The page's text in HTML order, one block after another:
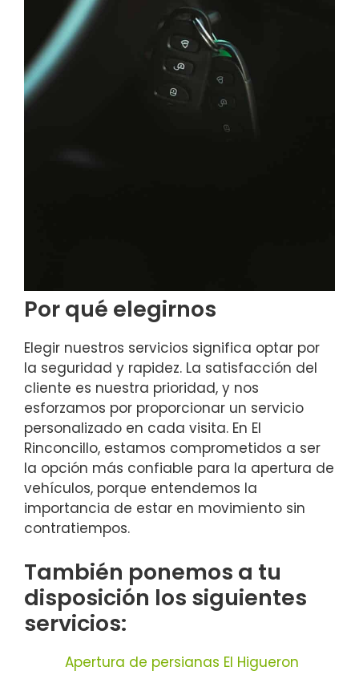
Por qué elegirnos
Elegir nuestros servicios significa optar por
la seguridad y rapidez. La satisfacción del
cliente es nuestra prioridad, y nos
esforzamos por proporcionar un servicio
personalizado en cada visita. En El
Rinconcillo, estamos comprometidos a ser
la opción más confiable para la apertura de
vehículos, porque entendemos la
importancia de estar en movimiento sin
contratiempos.
También ponemos a tu
disposición los siguientes
servicios:
Apertura de persianas El Higueron